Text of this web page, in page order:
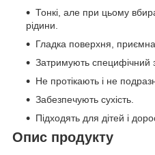
Тонкі, але при цьому
рідини.
Гладка поверхня,
Затримують специфічний
Не протікають і не
Забезпечують сухість.
Підходять для дітей і
Опис продукту